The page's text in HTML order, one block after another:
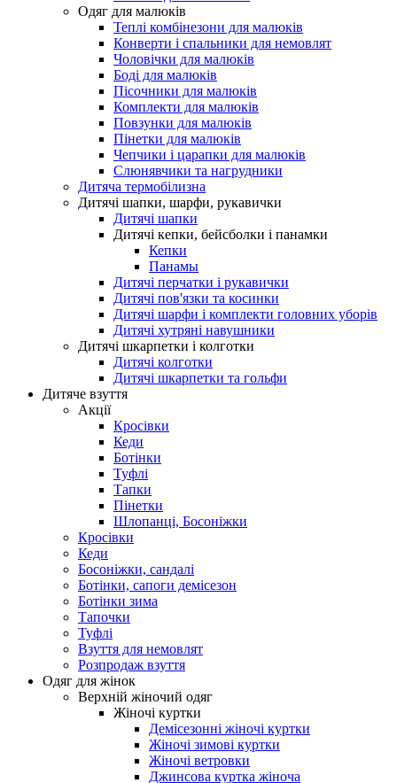
Одяг для малюків
Теплі комбінезони для малюків
Конверти і спальники для немовлят
Чоловічки для малюків
Боді для малюків
Пісочники для малюків
Комплекти для малюків
Повзунки для малюків
Пінетки для малюків
Чепчики і царапки для малюків
Слюнявчики та нагрудники
Дитяча термобілизна
Дитячі шапки, шарфи, рукавички
Дитячі шапки
Дитячі кепки, бейсболки і панамки
Кепки
Панамы
Дитячі перчатки і рукавички
Дитячі пов'язки та косинки
Дитячі шарфи і комплекти головних уборів
Дитячі хутряні навушники
Дитячі шкарпетки і колготки
Дитячі колготки
Дитячі шкарпетки та гольфи
Дитяче взуття
Акції
Кросівки
Кеди
Ботінки
Туфлі
Тапки
Пінетки
Шлопанці, Босоніжки
Кросівки
Кеди
Босоніжки, сандалі
Ботінки, сапоги демісезон
Ботінки зима
Тапочки
Туфлі
Взуття для немовлят
Розпродаж взуття
Одяг для жінок
Верхній жіночий одяг
Жіночі куртки
Демісезонні жіночі куртки
Жіночі зимові куртки
Жіночі ветровки
Джинсова куртка жіноча